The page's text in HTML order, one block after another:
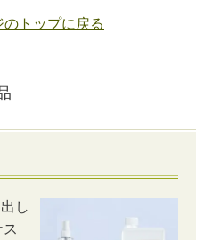
のトップに戻る
し